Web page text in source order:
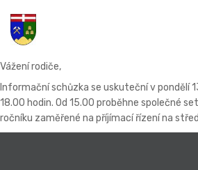
Vážení rodiče,
Informační schůzka se uskuteční v pondělí
18.00 hodin. Od 15.00 proběhne společné
ročníku zaměřené na příjímací řízení na